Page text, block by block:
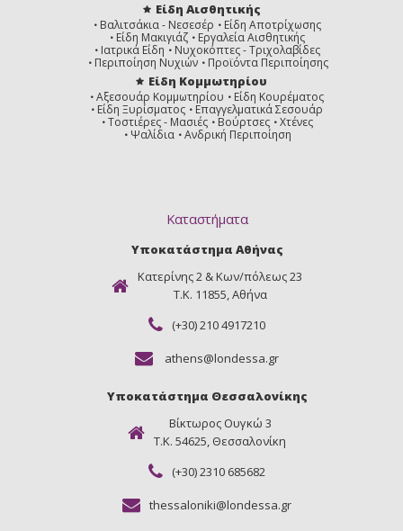
Είδη Αισθητικής
Βαλιτσάκια - Νεσεσέρ
Είδη Αποτρίχωσης
Είδη Μακιγιάζ
Εργαλεία Αισθητικής
Ιατρικά Είδη
Νυχοκόπτες - Τριχολαβίδες
Περιποίηση Νυχιών
Προϊόντα Περιποίησης
Είδη Κομμωτηρίου
Αξεσουάρ Κομμωτηρίου
Είδη Κουρέματος
Είδη Ξυρίσματος
Επαγγελματικά Σεσουάρ
Τοστιέρες - Μασιές
Βούρτσες
Χτένες
Ψαλίδια
Ανδρική Περιποίηση
Καταστήματα
Υποκατάστημα Αθήνας
Κατερίνης 2 & Κων/πόλεως 23
Τ.Κ. 11855, Αθήνα
(+30) 210 4917210
athens@londessa.gr
Υποκατάστημα Θεσσαλονίκης
Βίκτωρος Ουγκώ 3
Τ.Κ. 54625, Θεσσαλονίκη
(+30) 2310 685682
thessaloniki@londessa.gr